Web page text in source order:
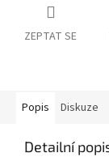
ZEPTAT SE
Popis Diskuze
Detailní